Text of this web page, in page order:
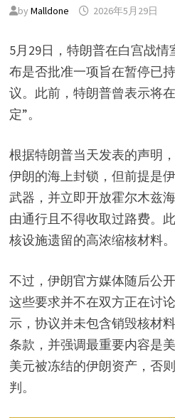
by Malldone 2026年5月29日
5月29日，特朗普在白宫战
布是否批准一项旨在暂停已
议。此前，特朗普曾表示将
定”。
根据特朗普当天发表的声明
伊朗的海上封锁，但前提是
武器，并立即开放霍尔木兹
由通行且不得收取过路费。
核设施遗留的高浓缩核材料。
不过，伊朗官方媒体随后公
这些要求并不在双方正在讨
示，协议并未包含销毁核材
条款，并强调最重要内容是
美元被冻结的伊朗资产，否
判。